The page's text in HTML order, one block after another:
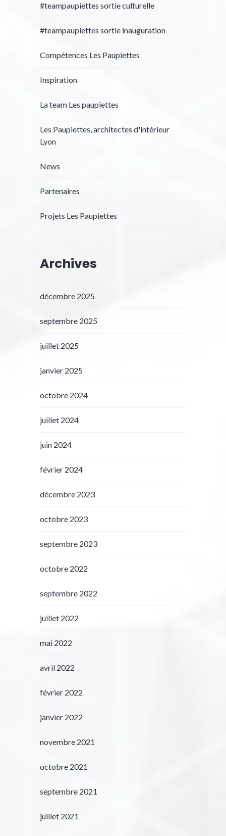
#teampaupiettes sortie culturelle
#teampaupiettes sortie inauguration
Compétences Les Paupiettes
Inspiration
La team Les paupiettes
Les Paupiettes, architectes d'intérieur
Lyon
News
Partenaires
Projets Les Paupiettes
Archives
décembre 2025
septembre 2025
juillet 2025
janvier 2025
octobre 2024
juillet 2024
juin 2024
février 2024
décembre 2023
octobre 2023
septembre 2023
octobre 2022
septembre 2022
juillet 2022
mai 2022
avril 2022
février 2022
janvier 2022
novembre 2021
octobre 2021
septembre 2021
juillet 2021